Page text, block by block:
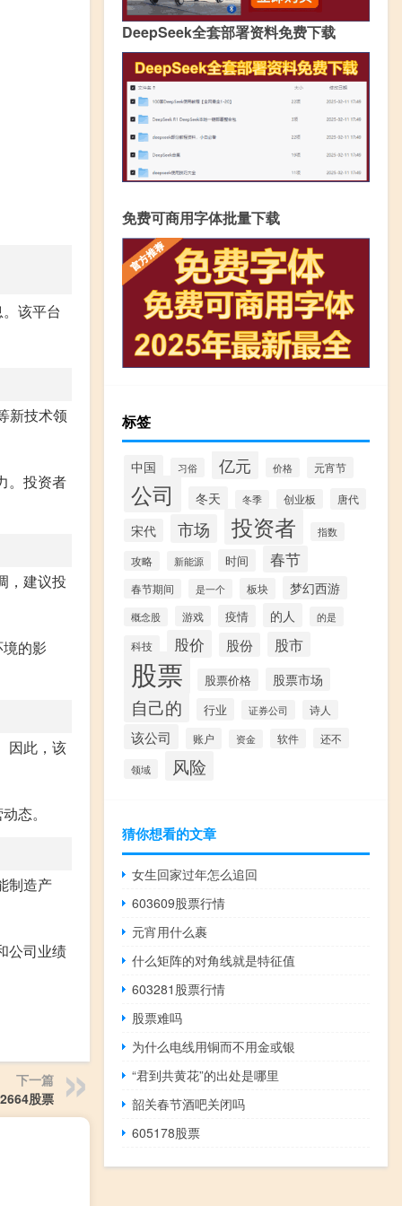
该平台
新技术领
。投资者
，建议投
的影
因此，该
态。
制造产
公司业绩
下一篇
股票
DeepSeek全套部署资料免费下载
免费可商用字体批量下载
标签
中国 习俗 亿元 价格 元宵节
公司 冬天 冬季 创业板 唐代
宋代 市场 投资者 指数
攻略 新能源 时间 春节
春节期间 是一个 板块 梦幻西游
概念股 游戏 疫情 的人 的是
科技 股价 股份 股市
股票 股票价格 股票市场
自己的 行业 证券公司 诗人
该公司 账户 资金 软件 还不
领域 风险
猜你想看的文章
女生回家过年怎么追回
603609股票行情
元宵用什么裹
什么矩阵的对角线就是特征值
603281股票行情
股票难吗
为什么电线用铜而不用金或银
“君到共黄花”的出处是哪里
韶关春节酒吧关闭吗
605178股票